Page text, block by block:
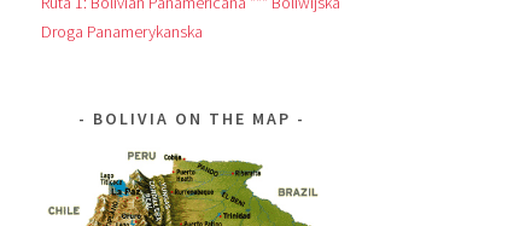
Droga Panamerykanska
BOLIVIA ON THE MAP